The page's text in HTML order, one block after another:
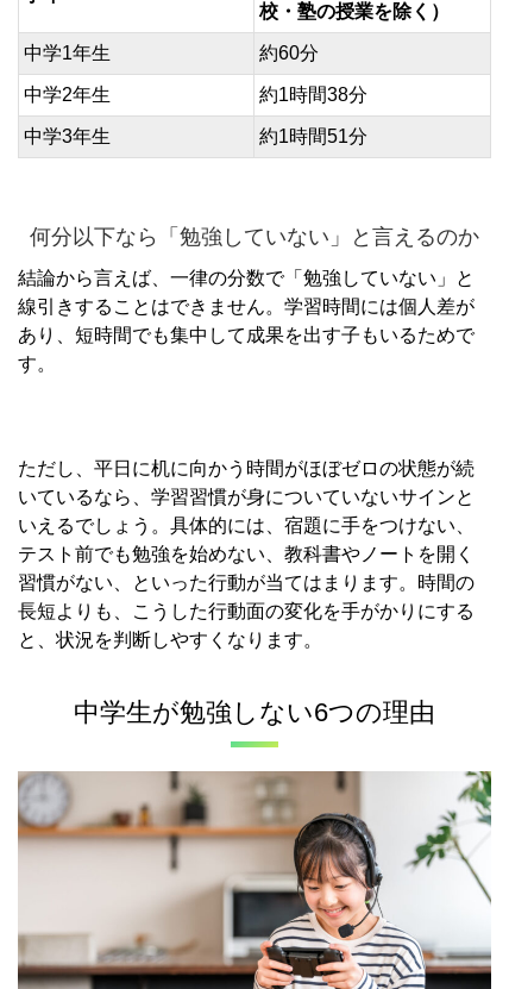
校・塾の授業を除く）
中学1年生 約60分
中学2年生 約1時間38分
中学3年生 約1時間51分
何分以下なら「勉強していない」と言えるのか
結論から言えば、一律の分数で「勉強していない」と
線引きすることはできません。学習時間には個人差が
あり、短時間でも集中して成果を出す子もいるためで
す。
ただし、平日に机に向かう時間がほぼゼロの状態が続
いているなら、学習習慣が身についていないサインと
いえるでしょう。具体的には、宿題に手をつけない、
テスト前でも勉強を始めない、教科書やノートを開く
習慣がない、といった行動が当てはまります。時間の
長短よりも、こうした行動面の変化を手がかりにする
と、状況を判断しやすくなります。
中学生が勉強しない6つの理由